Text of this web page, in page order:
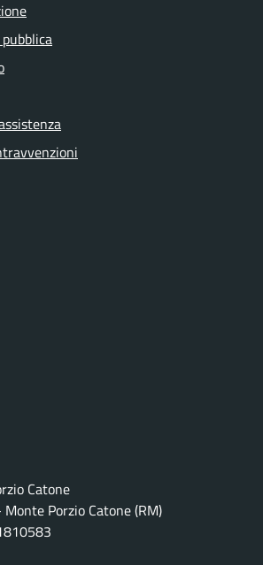
Catone
Porzio Catone (RM)